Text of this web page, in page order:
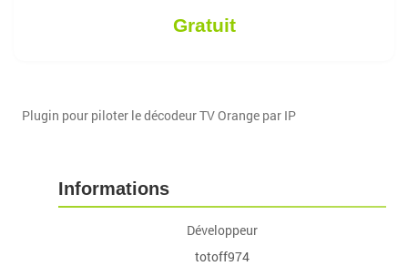
Gratuit
Plugin pour piloter le décodeur TV Orange par IP
Informations
Développeur
totoff974